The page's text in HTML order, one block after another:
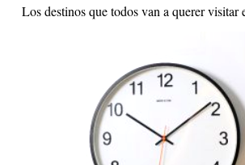
Los destinos que todos van a querer visitar